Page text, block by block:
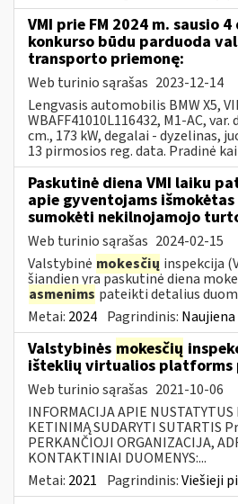
VMI prie FM 2024 m. sausio
konkurso būdu parduoda
transporto priemonę:
Web turinio sąrašas 2023-12-14
Lengvasis automobilis BMW X5,
WBAFF41010L116432, M1-AC,
cm., 173 kW, degalai - dyzelinas,
13 pirmosios reg. data. Pradinė
Paskutinė diena VMI laiku
apie gyventojams
sumokėti nekilnojamojo
Web turinio sąrašas 2024-02-15
Valstybinė mokesčių inspekcija
šiandien yra paskutinė diena
asmenims pateikti detalius
Metai: 2024 Pagrindinis: Naujiena
Valstybinės mokesčių
išteklių virtualios platforms
Web turinio sąrašas 2021-10-06
INFORMACIJA APIE
KETINIMĄ SUDARYTI SUTARTIS
PERKANČIOJI ORGANIZACIJA,
KONTAKTINIAI DUOMENYS:...
Metai: 2021 Pagrindinis:Viešieji